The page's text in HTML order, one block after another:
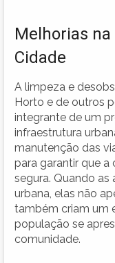
Melhorias
Cidade
A limpeza e
Horto e de outros
integrante de um
infraestrutura
manutenção das
para garantir que
segura. Quando
urbana, elas não
também criam um
população se
comunidade.